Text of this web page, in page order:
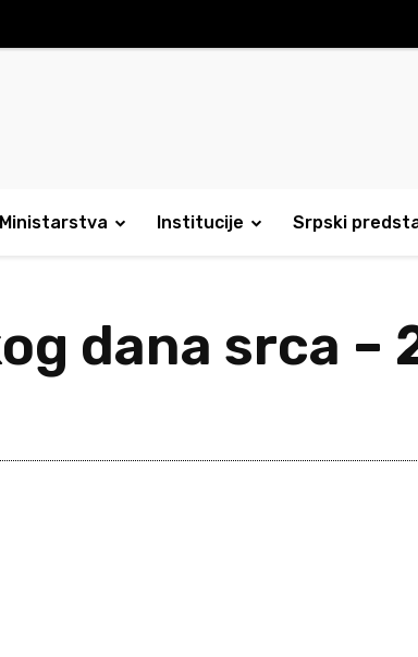
Ministarstva Institucije Srpski
dana srca –